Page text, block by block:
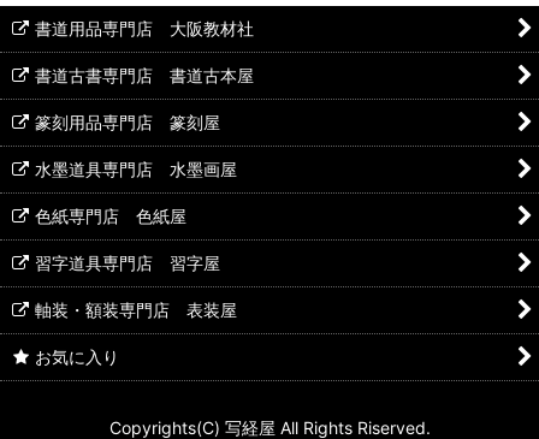
書道用品専門店 大阪教材社
書道古書専門店 書道古本屋
篆刻用品専門店 篆刻屋
水墨道具専門店 水墨画屋
色紙専門店 色紙屋
習字道具専門店 習字屋
軸装・額装専門店 表装屋
お気に入り
Copyrights(C) 写経屋 All Rights Riserved.